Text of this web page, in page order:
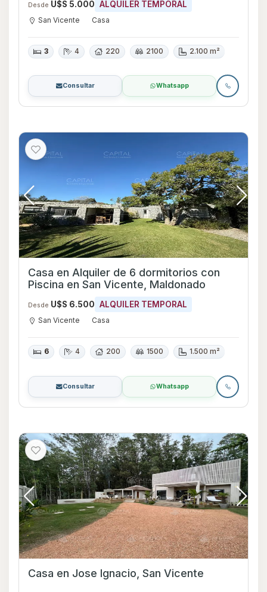
Desde U$S 5.000 ALQUILER TEMPORAL
San Vicente Casa
3 4 220 2100 2.100 m²
Consultar Whatsapp
Casa en Alquiler de 6 dormitorios con
Piscina en San Vicente, Maldonado
Desde U$S 6.500 ALQUILER TEMPORAL
San Vicente Casa
6 4 200 1500 1.500 m²
Consultar Whatsapp
Casa en Jose Ignacio, San Vicente